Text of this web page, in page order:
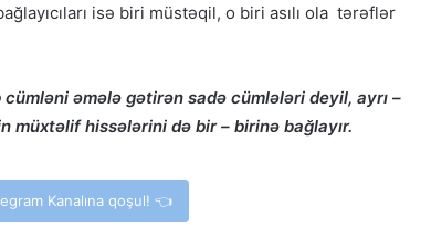
isə biri müstəqil, o biri asılı ola tərəflər
əmələ gətirən sadə cümlələri deyil, ayrı –
müxtəlif hissələrini də bir – birinə bağlayır.
Kanalına qoşul! 👈